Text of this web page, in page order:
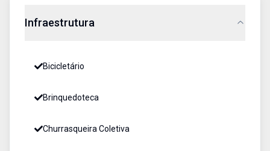
Infraestrutura
Bicicletário
Brinquedoteca
Churrasqueira Coletiva